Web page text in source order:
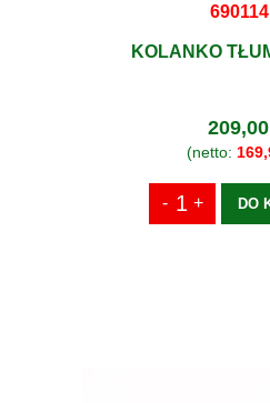
KOLANKO
209,00
(netto:
DO